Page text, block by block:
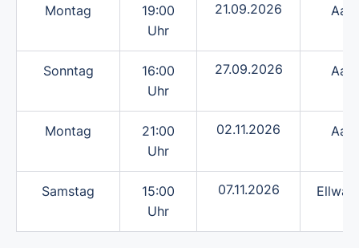
Montag
19:00
Uhr
21.09.2026
Sonntag
16:00
Uhr
27.09.2026
Montag
21:00
Uhr
02.11.2026
Samstag
15:00
Uhr
07.11.2026